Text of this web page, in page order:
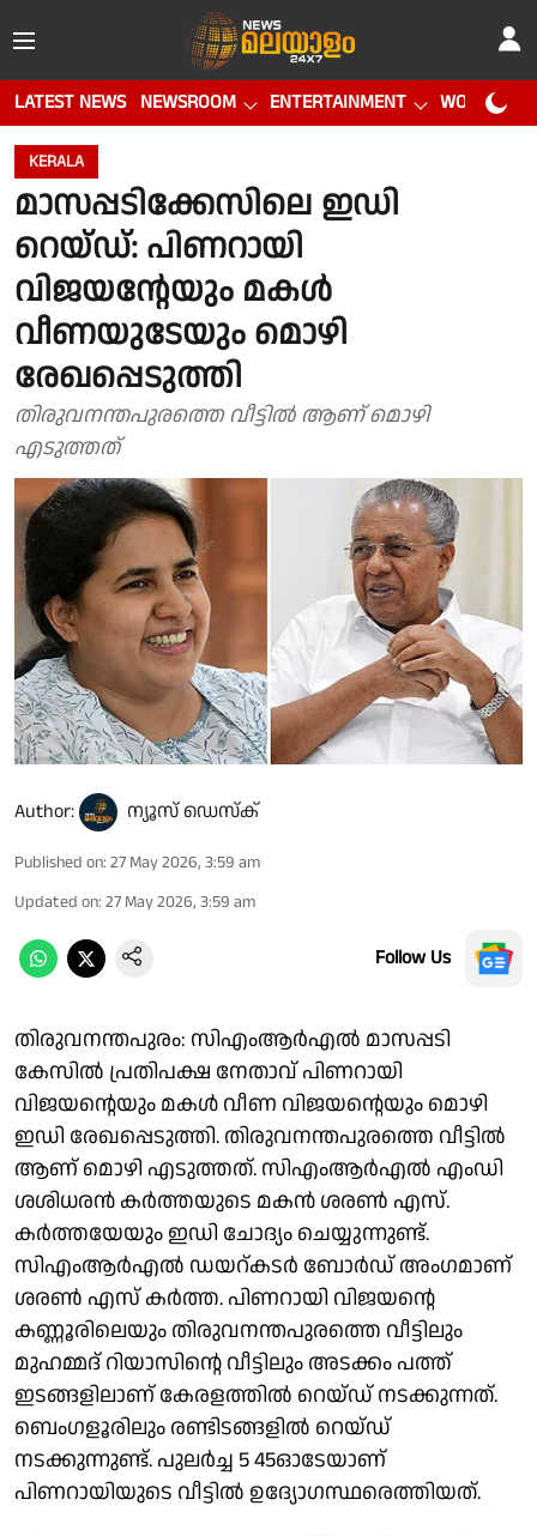
LATEST NEWS NEWSROOM ENTERTAINMENT WORLD CUP
KERALA
മാസപ്പടിക്കേസിലെ ഇഡി
റെയ്ഡ്: പിണറായി
വിജയൻ്റേയും മകൾ
വീണയുടേയും മൊഴി
രേഖപ്പെടുത്തി
തിരുവനന്തപുരത്തെ വീട്ടിൽ ആണ് മൊഴി
എടുത്തത്
Author: ന്യൂസ് ഡെസ്ക്
Published on: 27 May 2026, 3:59 am
Updated on: 27 May 2026, 3:59 am
Follow Us
തിരുവനന്തപുരം: സിഎംആർഎൽ മാസപ്പടി
കേസിൽ പ്രതിപക്ഷ നേതാവ് പിണറായി
വിജയന്റെയും മകൾ വീണ വിജയൻ്റെയും മൊഴി
ഇഡി രേഖപ്പെടുത്തി. തിരുവനന്തപുരത്തെ വീട്ടിൽ
ആണ് മൊഴി എടുത്തത്. സിഎംആർഎൽ എംഡി
ശശിധരൻ കർത്തയുടെ മകൻ ശരൺ എസ്.
കർത്തയേയും ഇഡി ചോദ്യം ചെയ്യുന്നുണ്ട്.
സിഎംആർഎൽ ഡയറ്കടർ ബോർഡ് അംഗമാണ്
ശരൺ എസ് കർത്ത. പിണറായി വിജയന്റെ
കണ്ണൂരിലെയും തിരുവനന്തപുരത്തെ വീട്ടിലും
മുഹമ്മദ് റിയാസിന്റെ വീട്ടിലും അടക്കം പത്ത്
ഇടങ്ങളിലാണ് കേരളത്തിൽ റെയ്ഡ് നടക്കുന്നത്.
ബെംഗളൂരിലും രണ്ടിടങ്ങളിൽ റെയ്ഡ്
നടക്കുന്നുണ്ട്. പുലർച്ച 5 45ഓടേയാണ്
പിണറായിയുടെ വീട്ടിൽ ഉദ്യോഗസ്ഥരെത്തിയത്.